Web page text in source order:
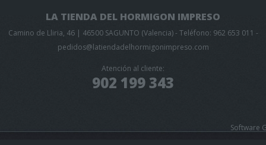
LA TIENDA DEL HORMIGON IMPRESO
Camino de Lliria, 46 | 46500 SAGUNTO (Valencia) - Teléfono: 962 653 011 -
pedidos@latiendadelhormigonimpreso.com
Atención al cliente:
902 199 343
Software